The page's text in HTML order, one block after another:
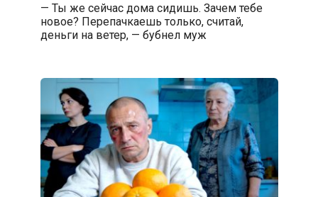
— Ты же сейчас дома сидишь. Зачем тебе
новое? Перепачкаешь только, считай,
деньги на ветер, — бубнел муж